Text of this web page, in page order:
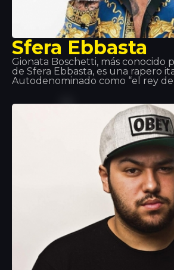
Sfera Ebbasta
Gionata Boschetti, más conocido
de Sfera Ebbasta, es una rapero
Autodenominado como “el rey de
productor discográfico Charlie
alcanzó el éxito comercial en
replicó con los lanzamientos de
(2016) y Rockstar (2018).